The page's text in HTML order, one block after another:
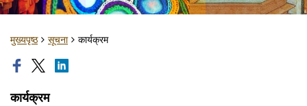
मुख्यपृष्ठ सूचना कार्यक्रम
कार्यक्रम